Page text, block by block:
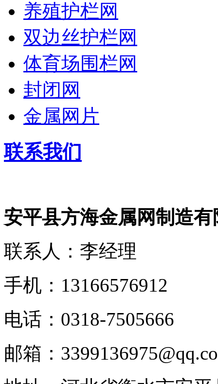
养殖护栏网
双边丝护栏网
体育场围栏网
封闭网
金属网片
联系我们
安平县方海金属网制造有
联系人：李经理
手机：13166576912
电话：0318-7505666
邮箱：